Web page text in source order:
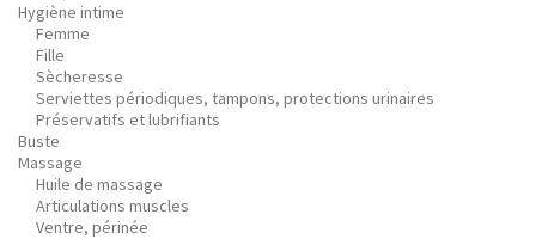
Hygiène intime
Femme
Fille
Sècheresse
Serviettes périodiques, tampons, protections urinaires
Préservatifs et lubrifiants
Buste
Massage
Huile de massage
Articulations muscles
Ventre, périnée